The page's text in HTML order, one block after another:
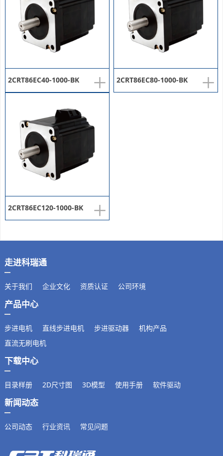
+
2CRT86EC40-1000-BK +
2CRT86EC80-1000-BK
+
2CRT86EC120-1000-BK
走进科瑞通
关于我们 企业文化 资质认证 公司环境
产品中心
步进电机 直线步进电机 步进驱动器
机构产品
直流无刷电机
下载中心
目录样册 2D尺寸图 3D模型 使用手册 软件驱动
新闻动态
公司动态 行业资讯 常见问题